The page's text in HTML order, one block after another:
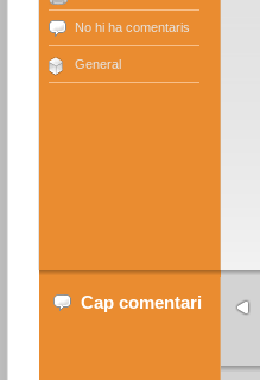
No hi ha comentaris
General
Cap comentari